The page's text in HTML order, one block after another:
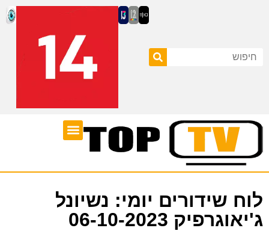
לוח שידורים יומי: נשיונל
ג'יאוגרפיק 06-10-2023